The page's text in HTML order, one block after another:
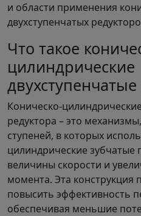
и области применения
двухступенчатых
Что такое
цилиндрические
Коническо-
редуктора – это
ступеней, в которых
цилиндрические зубчатые
величины скорости и
момента. Эта конструкция
повысить эффективность
обеспечивая меньшие